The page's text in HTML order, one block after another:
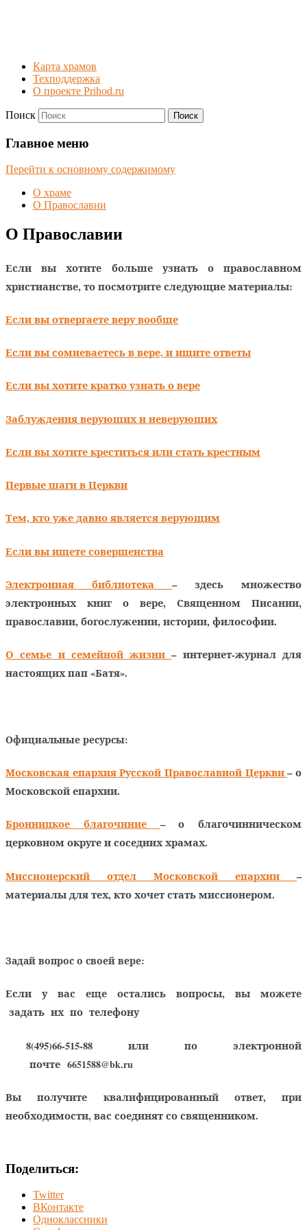
Карта храмов
Техподдержка
О проекте Prihod.ru
Храм Спаса Нерукотворного
с. Абрамцево
Поиск
Главное меню
Перейти к основному содержимому
О храме
О Православии
О Православии
Если вы хотите больше узнать о православном
христианстве, то посмотрите следующие материалы:
Если вы отвергаете веру вообще
Если вы сомневаетесь в вере, и ищите ответы
Если вы хотите кратко узнать о вере
Заблуждения верующих и неверующих
Если вы хотите креститься или стать крестным
Первые шаги в Церкви
Тем, кто уже давно является верующим
Если вы ищете совершенства
Электронная библиотека – здесь множество
электронных книг о вере, Священном Писании,
православии, богослужении, истории, философии.
О семье и семейной жизни– интернет-журнал для
настоящих пап «Батя».
Официальные ресурсы:
Московская епархия Русской Православной Церкви– о
Московской епархии.
Бронницкое благочиние – о благочинническом
церковном округе и соседних храмах.
Миссионерский отдел Московской епархии –
материалы для тех, кто хочет стать миссионером.
Задай вопрос о своей вере:
Если у вас еще остались вопросы, вы можете
задать их по телефону
8(495)66-515-88 или по электронной
почте 6651588@bk.ru
Вы получите квалифицированный ответ, при
необходимости, вас соединят со священником.
Поделиться:
Twitter
ВКонтакте
Одноклассники